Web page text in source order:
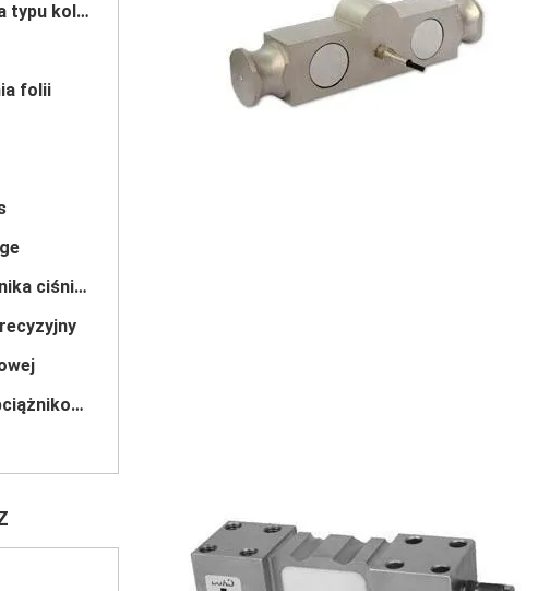
Komórka obciążeniowa typu kolumny
folii
Przetwornik przetwornika ciśnienia
Akcesoria do ogniw obciążnikowych